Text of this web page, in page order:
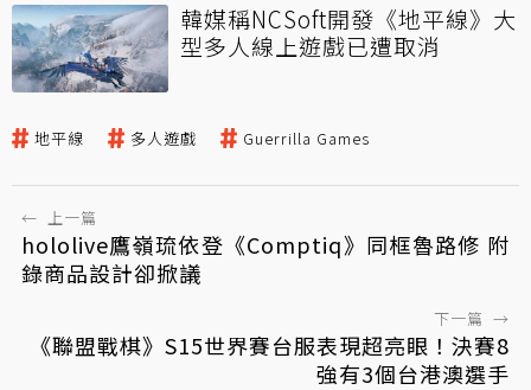
韓媒稱NCSoft開發《地平線》大
型多人線上遊戲已遭取消
地平線 多人遊戲 Guerrilla Games
← 上一篇
hololive鷹嶺琉依登《Comptiq》同框魯路修 附
錄商品設計卻掀議
下一篇 →
《聯盟戰棋》S15世界賽台服表現超亮眼！決賽8
強有3個台港澳選手